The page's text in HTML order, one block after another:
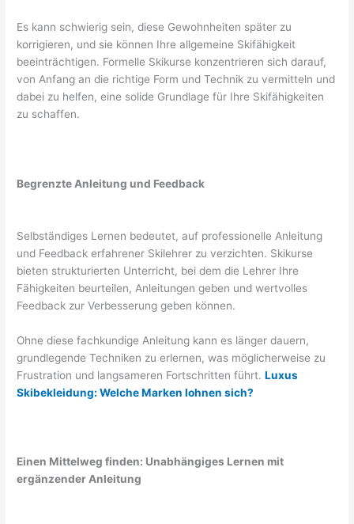
Es kann schwierig sein, diese Gewohnheiten später zu
korrigieren, und sie können Ihre allgemeine Skifähigkeit
beeinträchtigen. Formelle Skikurse konzentrieren sich darauf,
von Anfang an die richtige Form und Technik zu vermitteln und
dabei zu helfen, eine solide Grundlage für Ihre Skifähigkeiten
zu schaffen.
Begrenzte Anleitung und Feedback
Selbständiges Lernen bedeutet, auf professionelle Anleitung
und Feedback erfahrener Skilehrer zu verzichten. Skikurse
bieten strukturierten Unterricht, bei dem die Lehrer Ihre
Fähigkeiten beurteilen, Anleitungen geben und wertvolles
Feedback zur Verbesserung geben können.
Ohne diese fachkundige Anleitung kann es länger dauern,
grundlegende Techniken zu erlernen, was möglicherweise zu
Frustration und langsameren Fortschritten führt.Luxus
Skibekleidung: Welche Marken lohnen sich?
Einen Mittelweg finden: Unabhängiges Lernen mit
ergänzender Anleitung